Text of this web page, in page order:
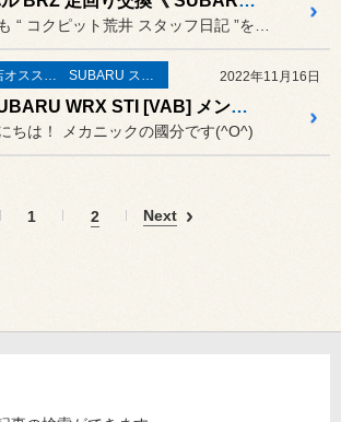
2022年11月16日
◆SUBARU WRX STI [VAB] メンテナンス作業 Moty'sエンジンオイル交換・CUSCOミッションオイル交換・NGKスパークプラグ交換◆#スバル#WRX#オイル交換
ちは！ メカニックの國分です(^O^)
1 2 Next